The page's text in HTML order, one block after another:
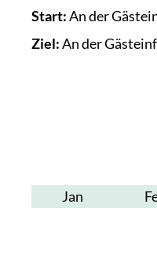
Start:An der
Ziel:An der
Jan